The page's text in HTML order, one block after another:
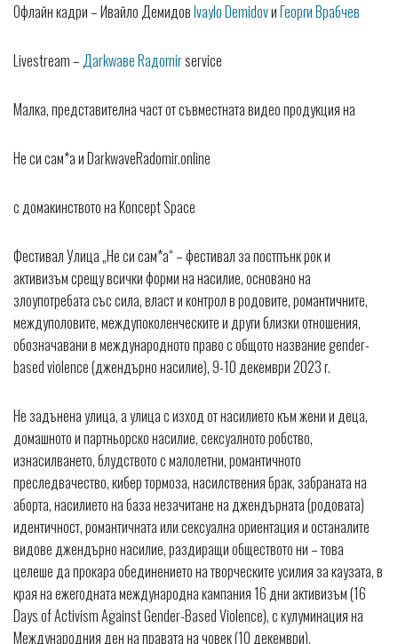
Офлайн кадри – Ивайло ДемидовIvaylo DemidovиГеорги Врабчев
Livestream –Дarkwaвe Raдomirservice
Малка, представителна част от съвместната видео продукция на
Не си сам*а и DarkwaveRadomir.online
с домакинството на Koncept Space
Фестивал Улица „Не си сам*а“ – фестивал за постпънк рок и
активизъм срещу всички форми на насилие, основано на
злоупотребата със сила, власт и контрол в родовите, романтичните,
междуполовите, междупоколенческите и други близки отношения,
обозначавани в международното право с общото название gender-
based violence (джендърно насилие), 9-10 декември 2023 г.
Не задънена улица, а улица с изход от насилието към жени и деца,
домашното и партньорско насилие, сексуалното робство,
изнасилването, блудството с малолетни, романтичното
преследвачество, кибер тормоза, насилствения брак, забраната на
аборта, насилието на база незачитане на джендърната (родовата)
идентичност, романтичната или сексуална ориентация и останалите
видове джендърно насилие, раздиращи обществото ни – това
целеше да прокара обединението на творческите усилия за каузата, в
края на ежегодната международна кампания 16 дни активизъм (16
Days of Activism Against Gender-Based Violence), с кулуминация на
Международния ден на правата на човек (10 декември).